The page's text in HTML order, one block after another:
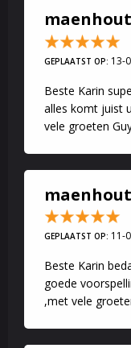
GEPLAATST OP: 13-
Beste Karin
alles komt juist
vele groeten
GEPLAATST OP: 11-
Beste Karin
goede
,met vele